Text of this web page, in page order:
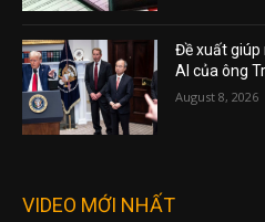
Đề xuất
AI của ông
August 8, 2026
VIDEO MỚI NHẤT